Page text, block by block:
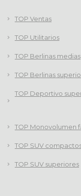
TOP Ventas
TOP Utilitarios
TOP Berlinas medias
TOP Berlinas
TOP Deportivo
TOP Monovolumen
TOP SUV
TOP SUV superiores